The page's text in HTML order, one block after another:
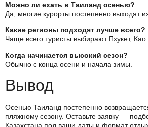
Можно ли ехать в Таиланд осенью?
Да, многие курорты постепенно выходят
Какие регионы подходят лучше всего?
Чаще всего туристы выбирают Пхукет,
Когда начинается высокий сезон?
Обычно с конца осени и начала зимы.
Вывод
Осенью Таиланд постепенно
пляжному сезону. Оставьте заявку —